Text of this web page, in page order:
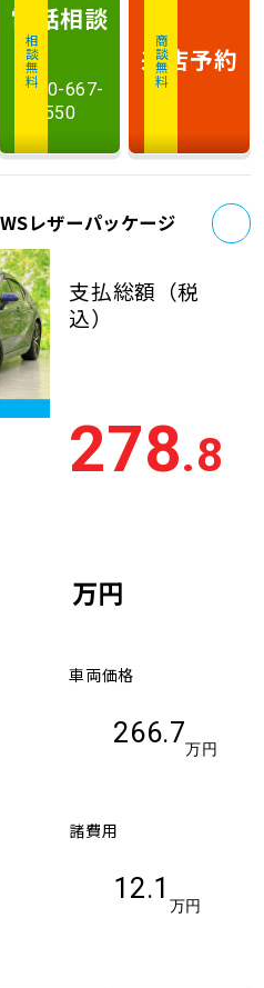
相談無料
電話相談
0120-667-
550
商談無料
来店予約
レザーパッケージ
支払総額 （税
込）
278.8
万円
車両価格
266.7
万円
諸費用
12.1
万円